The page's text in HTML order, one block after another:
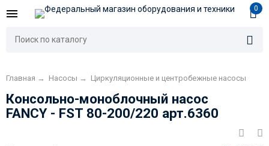
0
Главная → Насосы → Циркуляционные и центробежные насосы
Консольно-моноблочный насос
FANCY - FST 80-200/220 арт.6360